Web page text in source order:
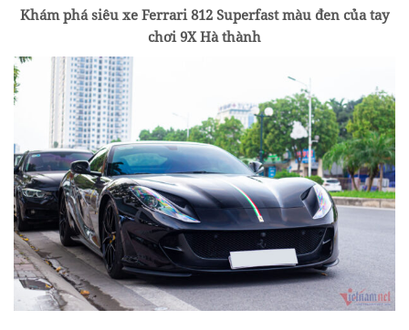
Khám phá siêu xe Ferrari 812 Superfast màu đen của tay
chơi 9X Hà thành